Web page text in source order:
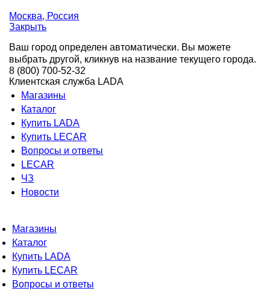
Москва, Россия
Закрыть
Ваш город определен автоматически. Вы можете
выбрать другой, кликнув на название текущего города.
8 (800) 700-52-32
Клиентская служба LADA
Магазины
Каталог
Купить LADA
Купить LECAR
Вопросы и ответы
LECAR
ЧЗ
Новости
Магазины
Каталог
Купить LADA
Купить LECAR
Вопросы и ответы